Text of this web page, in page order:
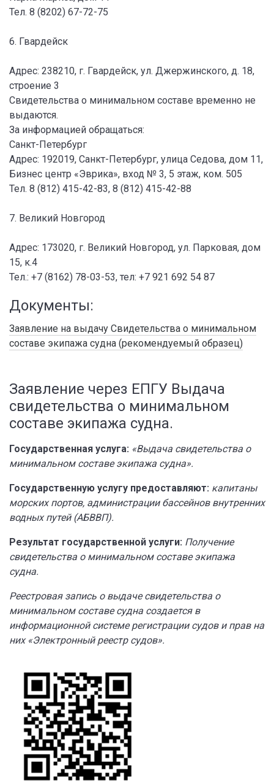
Тел. 8 (8202) 67-72-75
6. Гвардейск
Адрес: 238210, г. Гвардейск, ул. Джержинского, д. 18,
строение 3
Свидетельства о минимальном составе временно не
выдаются.
За информацией обращаться:
Санкт-Петербург
Адрес: 192019, Санкт-Петербург, улица Седова, дом 11,
Бизнес центр «Эврика», вход № 3, 5 этаж, ком. 505
Тел. 8 (812) 415-42-83, 8 (812) 415-42-88
7. Великий Новгород
Адрес: 173020, г. Великий Новгород, ул. Парковая, дом
15, к.4
Тел.: +7 (8162) 78-03-53, тел: +7 921 692 54 87
Документы:
Заявление на выдачу Свидетельства о минимальном
составе экипажа судна (рекомендуемый образец)
Заявление через ЕПГУ Выдача
свидетельства о минимальном
составе экипажа судна.
Государственная услуга: «Выдача свидетельства о
минимальном составе экипажа судна».
Государственную услугу предоставляют: капитаны
морских портов, администрации бассейнов внутренних
водных путей (АБВВП).
Результат государственной услуги: Получение
свидетельства о минимальном составе экипажа
судна.
Реестровая запись о выдаче свидетельства о
минимальном составе судна создается в
информационной системе регистрации судов и прав на
них «Электронный реестр судов».